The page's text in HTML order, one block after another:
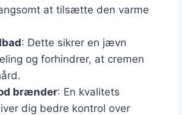
at tilsætte den varme
: Dette sikrer en jævn
og forhindrer, at cremen
brænder: En kvalitets
dig bedre kontrol over